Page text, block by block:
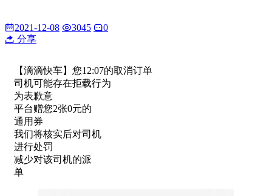
2021-12-08 3045
0
分享
【滴滴快车】您12:07的取消订单
司机可能存在拒载行为
为表歉意
平台赠您2张0元的
通用券
我们将核实后对司机
进行处罚
减少对该司机的派
单